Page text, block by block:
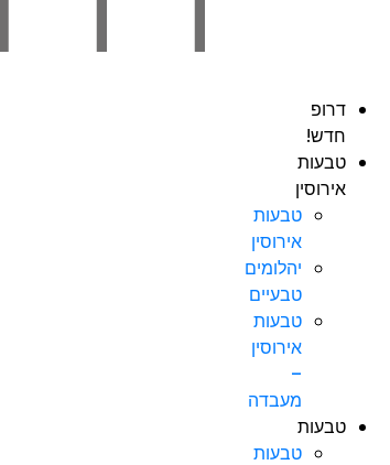
דרופ
חדש!
טבעות
אירוסין
טבעות
אירוסין
יהלומים
טבעיים
טבעות
אירוסין
–
מעבדה
טבעות
טבעות